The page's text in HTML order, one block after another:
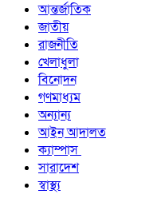
আন্তর্জাতিক
জাতীয়
রাজনীতি
খেলাধুলা
বিনোদন
গণমাধ্যম
অন্যান্য
আইন আদালত
ক্যাম্পাস
সারাদেশ
স্বাস্থ্য